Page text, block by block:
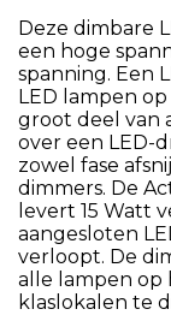
Deze dimbare
een hoge
spanning. Een
LED lampen
groot deel van
over een LED-
zowel fase
dimmers. De
levert 15 Watt
aangesloten
verloopt. De
alle lampen op
klaslokalen te